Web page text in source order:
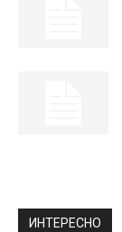
ИНТЕРЕСНО